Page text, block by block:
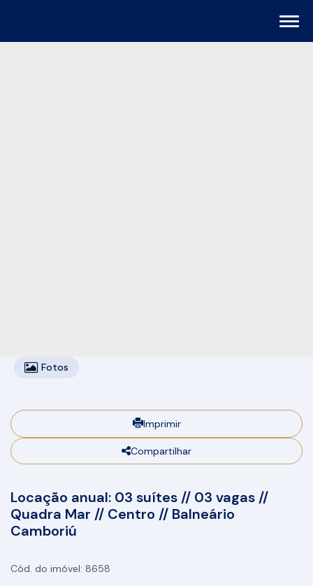
Fotos
Imprimir
Compartilhar
Locação anual: 03 suítes // 03 vagas //
Quadra Mar // Centro // Balneário
Camboriú
8658